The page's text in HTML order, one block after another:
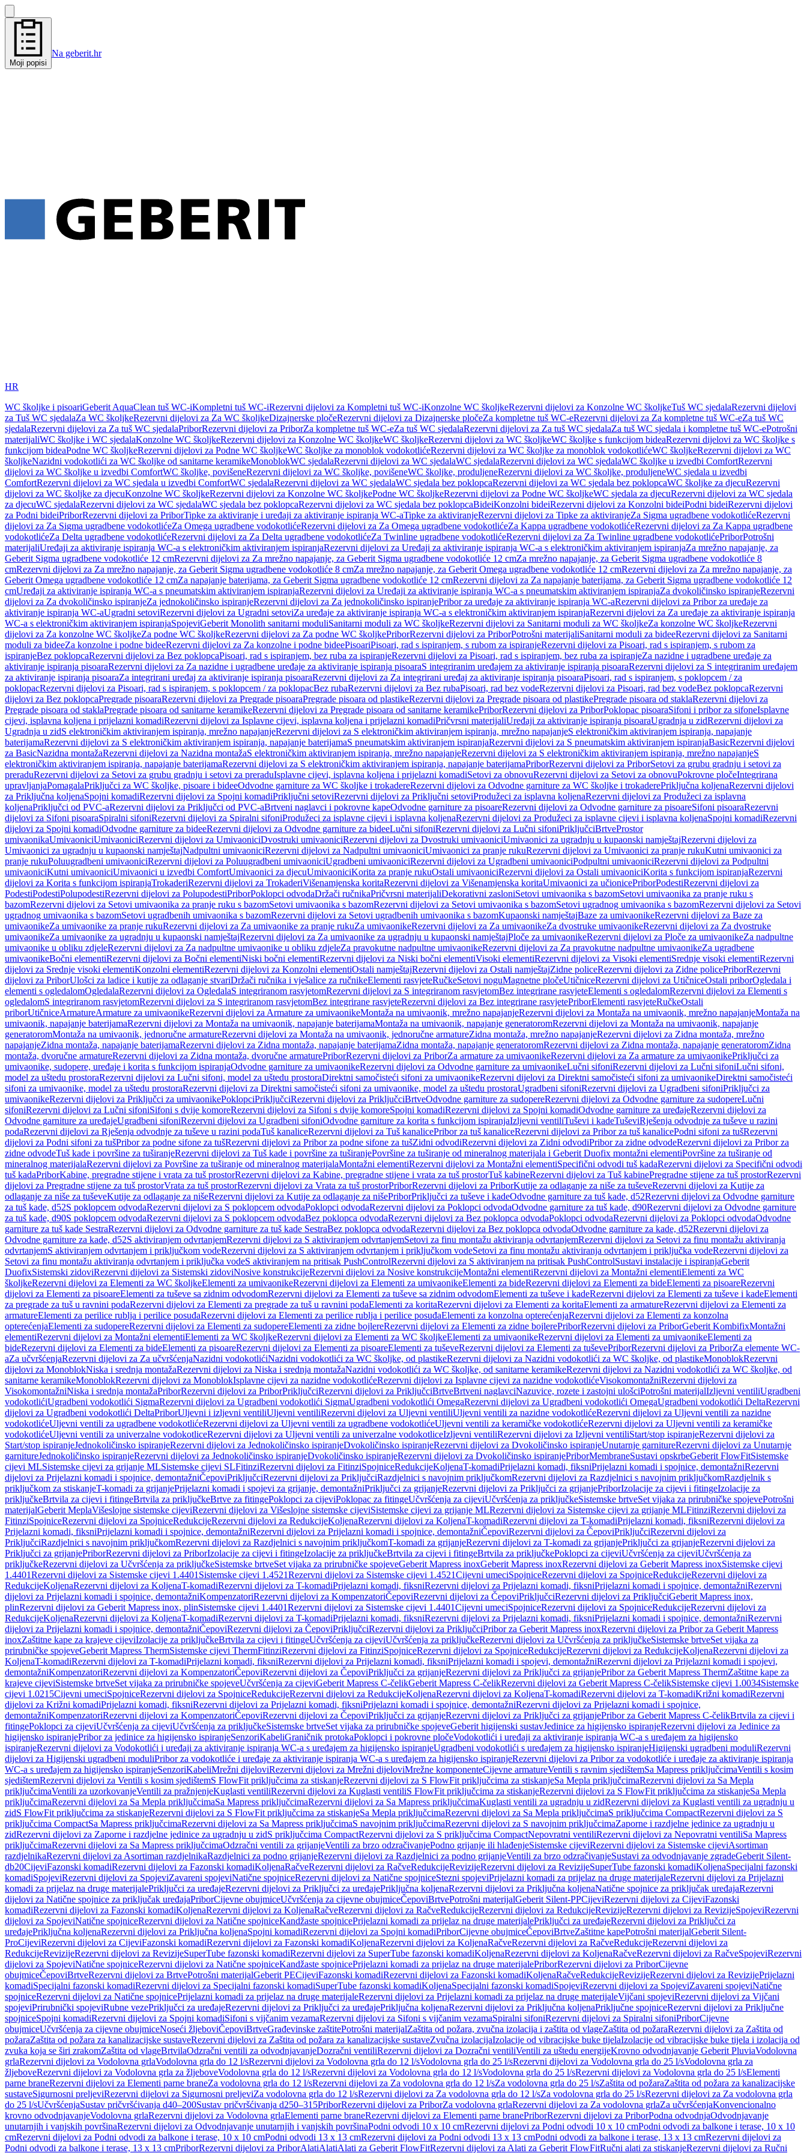
Moji popisi
Na geberit.hr
HR
WC školjke i pisoariGeberit AquaClean tuš WC-iKompletni tuš WC-iRezervni dijelovi za Kompletni tuš WC-iKonzolne WC školjkeRezervni dijelovi za Konzolne WC školjkeTuš WC sjedalaRezervni dijelovi
za Tuš WC sjedalaZa WC školjkeRezervni dijelovi za Za WC školjkeDizajnerske pločeRezervni dijelovi za Dizajnerske pločeZa kompletne tuš WC-eRezervni dijelovi za Za kompletne tuš WC-eZa tuš WC
sjedalaRezervni dijelovi za Za tuš WC sjedalaPriborRezervni dijelovi za PriborZa kompletne tuš WC-eZa tuš WC sjedalaRezervni dijelovi za Za tuš WC sjedalaZa tuš WC sjedala i kompletne tuš WC-ePotrošni
materijaliWC školjke i WC sjedalaKonzolne WC školjkeRezervni dijelovi za Konzolne WC školjkeWC školjkeRezervni dijelovi za WC školjkeWC školjke s funkcijom bideaRezervni dijelovi za WC školjke s
funkcijom bideaPodne WC školjkeRezervni dijelovi za Podne WC školjkeWC školjke za monoblok vodokotlićeRezervni dijelovi za WC školjke za monoblok vodokotlićeWC školjkeRezervni dijelovi za WC
školjkeNazidni vodokotlići za WC školjke od sanitarne keramikeMonoblokWC sjedalaRezervni dijelovi za WC sjedalaWC sjedalaRezervni dijelovi za WC sjedalaWC školjke u izvedbi ComfortRezervni
dijelovi za WC školjke u izvedbi ComfortWC školjke, povišeneRezervni dijelovi za WC školjke, povišeneWC školjke, produljeneRezervni dijelovi za WC školjke, produljeneWC sjedala u izvedbi
ComfortRezervni dijelovi za WC sjedala u izvedbi ComfortWC sjedalaRezervni dijelovi za WC sjedalaWC sjedala bez poklopcaRezervni dijelovi za WC sjedala bez poklopcaWC školjke za djecuRezervni
dijelovi za WC školjke za djecuKonzolne WC školjkeRezervni dijelovi za Konzolne WC školjkePodne WC školjkeRezervni dijelovi za Podne WC školjkeWC sjedala za djecuRezervni dijelovi za WC sjedala
za djecuWC sjedalaRezervni dijelovi za WC sjedalaWC sjedala bez poklopcaRezervni dijelovi za WC sjedala bez poklopcaBideiKonzolni bideiRezervni dijelovi za Konzolni bideiPodni bideiRezervni dijelovi
za Podni bideiPriborRezervni dijelovi za PriborTipke za aktiviranje i uređaji za aktiviranje ispiranja WC-aTipke za aktiviranjeRezervni dijelovi za Tipke za aktiviranjeZa Sigma ugradbene vodokotlićeRezervni
dijelovi za Za Sigma ugradbene vodokotlićeZa Omega ugradbene vodokotlićeRezervni dijelovi za Za Omega ugradbene vodokotlićeZa Kappa ugradbene vodokotlićeRezervni dijelovi za Za Kappa ugradbene
vodokotlićeZa Delta ugradbene vodokotlićeRezervni dijelovi za Za Delta ugradbene vodokotlićeZa Twinline ugradbene vodokotlićeRezervni dijelovi za Za Twinline ugradbene vodokotlićePriborPotrošni
materijaliUređaji za aktiviranje ispiranja WC-a s elektroničkim aktiviranjem ispiranjaRezervni dijelovi za Uređaji za aktiviranje ispiranja WC-a s elektroničkim aktiviranjem ispiranjaZa mrežno napajanje, za
Geberit Sigma ugradbene vodokotliće 12 cmRezervni dijelovi za Za mrežno napajanje, za Geberit Sigma ugradbene vodokotliće 12 cmZa mrežno napajanje, za Geberit Sigma ugradbene vodokotliće 8
cmRezervni dijelovi za Za mrežno napajanje, za Geberit Sigma ugradbene vodokotliće 8 cmZa mrežno napajanje, za Geberit Omega ugradbene vodokotliće 12 cmRezervni dijelovi za Za mrežno napajanje, za
Geberit Omega ugradbene vodokotliće 12 cmZa napajanje baterijama, za Geberit Sigma ugradbene vodokotliće 12 cmRezervni dijelovi za Za napajanje baterijama, za Geberit Sigma ugradbene vodokotliće 12
cmUređaji za aktiviranje ispiranja WC-a s pneumatskim aktiviranjem ispiranjaRezervni dijelovi za Uređaji za aktiviranje ispiranja WC-a s pneumatskim aktiviranjem ispiranjaZa dvokoličinsko ispiranjeRezervni
dijelovi za Za dvokoličinsko ispiranjeZa jednokoličinsko ispiranjeRezervni dijelovi za Za jednokoličinsko ispiranjePribor za uređaje za aktiviranje ispiranja WC-aRezervni dijelovi za Pribor za uređaje za
aktiviranje ispiranja WC-aUgradni setoviRezervni dijelovi za Ugradni setoviZa uređaje za aktiviranje ispiranja WC-a s elektroničkim aktiviranjem ispiranjaRezervni dijelovi za Za uređaje za aktiviranje ispiranja
WC-a s elektroničkim aktiviranjem ispiranjaSpojeviGeberit Monolith sanitarni moduliSanitarni moduli za WC školjkeRezervni dijelovi za Sanitarni moduli za WC školjkeZa konzolne WC školjkeRezervni
dijelovi za Za konzolne WC školjkeZa podne WC školjkeRezervni dijelovi za Za podne WC školjkePriborRezervni dijelovi za PriborPotrošni materijaliSanitarni moduli za bideeRezervni dijelovi za Sanitarni
moduli za bideeZa konzolne i podne bideeRezervni dijelovi za Za konzolne i podne bideePisoariPisoari, rad s ispiranjem, s rubom za ispiranjeRezervni dijelovi za Pisoari, rad s ispiranjem, s rubom za
ispiranjeBez poklopcaRezervni dijelovi za Bez poklopcaPisoari, rad s ispiranjem, bez ruba za ispiranjeRezervni dijelovi za Pisoari, rad s ispiranjem, bez ruba za ispiranjeZa nazidne i ugradbene uređaje za
aktiviranje ispiranja pisoaraRezervni dijelovi za Za nazidne i ugradbene uređaje za aktiviranje ispiranja pisoaraS integriranim uređajem za aktiviranje ispiranja pisoaraRezervni dijelovi za S integriranim uređajem
za aktiviranje ispiranja pisoaraZa integrirani uređaj za aktiviranje ispiranja pisoaraRezervni dijelovi za Za integrirani uređaj za aktiviranje ispiranja pisoaraPisoari, rad s ispiranjem, s poklopcem / za
poklopacRezervni dijelovi za Pisoari, rad s ispiranjem, s poklopcem / za poklopacBez rubaRezervni dijelovi za Bez rubaPisoari, rad bez vodeRezervni dijelovi za Pisoari, rad bez vodeBez poklopcaRezervni
dijelovi za Bez poklopcaPregrade pisoaraRezervni dijelovi za Pregrade pisoaraPregrade pisoara od plastikeRezervni dijelovi za Pregrade pisoara od plastikePregrade pisoara od staklaRezervni dijelovi za
Pregrade pisoara od staklaPregrade pisoara od sanitarne keramikeRezervni dijelovi za Pregrade pisoara od sanitarne keramikePriborRezervni dijelovi za PriborPoklopac pisoaraSifoni i pribor za sifoneIsplavne
cijevi, isplavna koljena i prijelazni komadiRezervni dijelovi za Isplavne cijevi, isplavna koljena i prijelazni komadiPričvrsni materijaliUređaji za aktiviranje ispiranja pisoaraUgradnja u zidRezervni dijelovi za
Ugradnja u zidS elektroničkim aktiviranjem ispiranja, mrežno napajanjeRezervni dijelovi za S elektroničkim aktiviranjem ispiranja, mrežno napajanjeS elektroničkim aktiviranjem ispiranja, napajanje
baterijamaRezervni dijelovi za S elektroničkim aktiviranjem ispiranja, napajanje baterijamaS pneumatskim aktiviranjem ispiranjaRezervni dijelovi za S pneumatskim aktiviranjem ispiranjaBasicRezervni dijelovi
za BasicNazidna montažaRezervni dijelovi za Nazidna montažaS elektroničkim aktiviranjem ispiranja, mrežno napajanjeRezervni dijelovi za S elektroničkim aktiviranjem ispiranja, mrežno napajanjeS
elektroničkim aktiviranjem ispiranja, napajanje baterijamaRezervni dijelovi za S elektroničkim aktiviranjem ispiranja, napajanje baterijamaPriborRezervni dijelovi za PriborSetovi za grubu gradnju i setovi za
preraduRezervni dijelovi za Setovi za grubu gradnju i setovi za preraduIsplavne cijevi, isplavna koljena i prijelazni komadiSetovi za obnovuRezervni dijelovi za Setovi za obnovuPokrovne pločeIntegrirana
upravljanjaPomagalaPriključci za WC školjke, pisoare i bideeOdvodne garniture za WC školjke i trokadereRezervni dijelovi za Odvodne garniture za WC školjke i trokaderePriključna koljenaRezervni dijelovi
za Priključna koljenaSpojni komadiRezervni dijelovi za Spojni komadiPriključni setoviRezervni dijelovi za Priključni setoviProdužeci za isplavna koljenaRezervni dijelovi za Produžeci za isplavna
koljenaPriključci od PVC-aRezervni dijelovi za Priključci od PVC-aBrtveni naglavci i pokrovne kapeOdvodne garniture za pisoareRezervni dijelovi za Odvodne garniture za pisoareSifoni pisoaraRezervni
dijelovi za Sifoni pisoaraSpiralni sifoniRezervni dijelovi za Spiralni sifoniProdužeci za isplavne cijevi i isplavna koljenaRezervni dijelovi za Produžeci za isplavne cijevi i isplavna koljenaSpojni komadiRezervni
dijelovi za Spojni komadiOdvodne garniture za bideeRezervni dijelovi za Odvodne garniture za bideeLučni sifoniRezervni dijelovi za Lučni sifoniPriključciBrtveProstor
umivaonikaUmivaoniciUmivaoniciRezervni dijelovi za UmivaoniciDvostruki umivaoniciRezervni dijelovi za Dvostruki umivaoniciUmivaonici za ugradnju u kupaonski namještajRezervni dijelovi za
Umivaonici za ugradnju u kupaonski namještajNadpultni umivaoniciRezervni dijelovi za Nadpultni umivaoniciUmivaonici za pranje rukuRezervni dijelovi za Umivaonici za pranje rukuKutni umivaonici za
pranje rukuPoluugradbeni umivaoniciRezervni dijelovi za Poluugradbeni umivaoniciUgradbeni umivaoniciRezervni dijelovi za Ugradbeni umivaoniciPodpultni umivaoniciRezervni dijelovi za Podpultni
umivaoniciKutni umivaoniciUmivaonici u izvedbi ComfortUmivaonici za djecuUmivaoniciKorita za pranje rukuOstali umivaoniciRezervni dijelovi za Ostali umivaoniciKorita s funkcijom ispiranjaRezervni
dijelovi za Korita s funkcijom ispiranjaTrokaderiRezervni dijelovi za TrokaderiVišenamjenska koritaRezervni dijelovi za Višenamjenska koritaUmivaonici za učionicePriborPodestiRezervni dijelovi za
PodestiPodestiPolupodestiRezervni dijelovi za PolupodestiPriborPoklopci odvodaDržači ručnikaPričvrsni materijaliDekorativni zasloniSetovi umivaonika s bazomSetovi umivaonika za pranje ruku s
bazomRezervni dijelovi za Setovi umivaonika za pranje ruku s bazomSetovi umivaonika s bazomRezervni dijelovi za Setovi umivaonika s bazomSetovi ugradnog umivaonika s bazomRezervni dijelovi za Setovi
ugradnog umivaonika s bazomSetovi ugradbenih umivaonika s bazomRezervni dijelovi za Setovi ugradbenih umivaonika s bazomKupaonski namještajBaze za umivaonikeRezervni dijelovi za Baze za
umivaonikeZa umivaonike za pranje rukuRezervni dijelovi za Za umivaonike za pranje rukuZa umivaonikeRezervni dijelovi za Za umivaonikeZa dvostruke umivaonikeRezervni dijelovi za Za dvostruke
umivaonikeZa umivaonike za ugradnju u kupaonski namještajRezervni dijelovi za Za umivaonike za ugradnju u kupaonski namještajPloče za umivaonikeRezervni dijelovi za Ploče za umivaonikeZa nadpultne
umivaonike u obliku zdjeleRezervni dijelovi za Za nadpultne umivaonike u obliku zdjeleZa pravokutne nadpultne umivaonikeRezervni dijelovi za Za pravokutne nadpultne umivaonikeZa ugradbene
umivaonikeBočni elementiRezervni dijelovi za Bočni elementiNiski bočni elementiRezervni dijelovi za Niski bočni elementiVisoki elementiRezervni dijelovi za Visoki elementiSrednje visoki elementiRezervni
dijelovi za Srednje visoki elementiKonzolni elementiRezervni dijelovi za Konzolni elementiOstali namještajRezervni dijelovi za Ostali namještajZidne policeRezervni dijelovi za Zidne policePriborRezervni
dijelovi za PriborUlošci za ladice i kutije za odlaganje stvariDržači ručnika i vješalice za ručnikeElementi rasvjeteRučkeSetovi noguMagnetne pločeUtičniceRezervni dijelovi za UtičniceOstali priborOgledala i
elementi s ogledalomOgledalaRezervni dijelovi za OgledalaS integriranom rasvjetomRezervni dijelovi za S integriranom rasvjetomBez integrirane rasvjeteElementi s ogledalomRezervni dijelovi za Elementi s
ogledalomS integriranom rasvjetomRezervni dijelovi za S integriranom rasvjetomBez integrirane rasvjeteRezervni dijelovi za Bez integrirane rasvjetePriborElementi rasvjeteRučkeOstali
priborUtičniceArmatureArmature za umivaonikeRezervni dijelovi za Armature za umivaonikeMontaža na umivaonik, mrežno napajanjeRezervni dijelovi za Montaža na umivaonik, mrežno napajanjeMontaža na
umivaonik, napajanje baterijamaRezervni dijelovi za Montaža na umivaonik, napajanje baterijamaMontaža na umivaonik, napajanje generatoromRezervni dijelovi za Montaža na umivaonik, napajanje
generatoromMontaža na umivaonik, jednoručne armatureRezervni dijelovi za Montaža na umivaonik, jednoručne armatureZidna montaža, mrežno napajanjeRezervni dijelovi za Zidna montaža, mrežno
napajanjeZidna montaža, napajanje baterijamaRezervni dijelovi za Zidna montaža, napajanje baterijamaZidna montaža, napajanje generatoromRezervni dijelovi za Zidna montaža, napajanje generatoromZidna
montaža, dvoručne armatureRezervni dijelovi za Zidna montaža, dvoručne armaturePriborRezervni dijelovi za PriborZa armature za umivaonikeRezervni dijelovi za Za armature za umivaonikePriključci za
umivaonike, sudopere, uređaje i korita s funkcijom ispiranjaOdvodne garniture za umivaonikeRezervni dijelovi za Odvodne garniture za umivaonikeLučni sifoniRezervni dijelovi za Lučni sifoniLučni sifoni,
model za uštedu prostoraRezervni dijelovi za Lučni sifoni, model za uštedu prostoraDirektni samočisteći sifoni za umivaonikeRezervni dijelovi za Direktni samočisteći sifoni za umivaonikeDirektni samočisteći
sifoni za umivaonike, model za uštedu prostoraRezervni dijelovi za Direktni samočisteći sifoni za umivaonike, model za uštedu prostoraUgradbeni sifoniRezervni dijelovi za Ugradbeni sifoniPriključci za
umivaonikeRezervni dijelovi za Priključci za umivaonikePoklopciPriključciRezervni dijelovi za PriključciBrtveOdvodne garniture za sudopereRezervni dijelovi za Odvodne garniture za sudopereLučni
sifoniRezervni dijelovi za Lučni sifoniSifoni s dvije komoreRezervni dijelovi za Sifoni s dvije komoreSpojni komadiRezervni dijelovi za Spojni komadiOdvodne garniture za uređajeRezervni dijelovi za
Odvodne garniture za uređajeUgradbeni sifoniRezervni dijelovi za Ugradbeni sifoniOdvodne garniture za korita s funkcijom ispiranjaIzljevni ventiliTuševi i kadeTuševiRješenja odvodnje za tuševe u razini
podaRezervni dijelovi za Rješenja odvodnje za tuševe u razini podaTuš kanaliceRezervni dijelovi za Tuš kanalicePribor za tuš kanaliceRezervni dijelovi za Pribor za tuš kanalicePodni sifoni za tušRezervni
dijelovi za Podni sifoni za tušPribor za podne sifone za tušRezervni dijelovi za Pribor za podne sifone za tušZidni odvodiRezervni dijelovi za Zidni odvodiPribor za zidne odvodeRezervni dijelovi za Pribor za
zidne odvodeTuš kade i površine za tuširanjeRezervni dijelovi za Tuš kade i površine za tuširanjePovršine za tuširanje od mineralnog materijala i Geberit Duofix montažni elementiPovršine za tuširanje od
mineralnog materijalaRezervni dijelovi za Površine za tuširanje od mineralnog materijalaMontažni elementiRezervni dijelovi za Montažni elementiSpecifični odvodi tuš kadaRezervni dijelovi za Specifični odvodi
tuš kadaPriborKabine, pregradne stijene i vrata za tuš prostorRezervni dijelovi za Kabine, pregradne stijene i vrata za tuš prostorTuš kabineRezervni dijelovi za Tuš kabinePregradne stijene za tuš prostorRezervni
dijelovi za Pregradne stijene za tuš prostorVrata za tuš prostorRezervni dijelovi za Vrata za tuš prostorPriborRezervni dijelovi za PriborKutije za odlaganje za niše za tuševeRezervni dijelovi za Kutije za
odlaganje za niše za tuševeKutije za odlaganje za nišeRezervni dijelovi za Kutije za odlaganje za nišePriborPriključci za tuševe i kadeOdvodne garniture za tuš kade, d52Rezervni dijelovi za Odvodne garniture
za tuš kade, d52S poklopcem odvodaRezervni dijelovi za S poklopcem odvodaPoklopci odvodaRezervni dijelovi za Poklopci odvodaOdvodne garniture za tuš kade, d90Rezervni dijelovi za Odvodne garniture
za tuš kade, d90S poklopcem odvodaRezervni dijelovi za S poklopcem odvodaBez poklopca odvodaRezervni dijelovi za Bez poklopca odvodaPoklopci odvodaRezervni dijelovi za Poklopci odvodaOdvodne
garniture za tuš kade SestraRezervni dijelovi za Odvodne garniture za tuš kade SestraBez poklopca odvodaRezervni dijelovi za Bez poklopca odvodaOdvodne garniture za kade, d52Rezervni dijelovi za
Odvodne garniture za kade, d52S aktiviranjem odvrtanjemRezervni dijelovi za S aktiviranjem odvrtanjemSetovi za finu montažu aktiviranja odvrtanjemRezervni dijelovi za Setovi za finu montažu aktiviranja
odvrtanjemS aktiviranjem odvrtanjem i priključkom vodeRezervni dijelovi za S aktiviranjem odvrtanjem i priključkom vodeSetovi za finu montažu aktiviranja odvrtanjem i priključka vodeRezervni dijelovi za
Setovi za finu montažu aktiviranja odvrtanjem i priključka vodeS aktiviranjem na pritisak PushControlRezervni dijelovi za S aktiviranjem na pritisak PushControlSustavi instalacije i ispiranjaGeberit
DuofixSistemski zidoviRezervni dijelovi za Sistemski zidoviNosive konstrukcijeRezervni dijelovi za Nosive konstrukcijeMontažni elementiRezervni dijelovi za Montažni elementiElementi za WC
školjkeRezervni dijelovi za Elementi za WC školjkeElementi za umivaonikeRezervni dijelovi za Elementi za umivaonikeElementi za bideRezervni dijelovi za Elementi za bideElementi za pisoareRezervni
dijelovi za Elementi za pisoareElementi za tuševe sa zidnim odvodomRezervni dijelovi za Elementi za tuševe sa zidnim odvodomElementi za tuševe i kadeRezervni dijelovi za Elementi za tuševe i kadeElementi
za pregrade za tuš u ravnini podaRezervni dijelovi za Elementi za pregrade za tuš u ravnini podaElementi za koritaRezervni dijelovi za Elementi za koritaElementi za armatureRezervni dijelovi za Elementi za
armatureElementi za perilice rublja i perilice posuđaRezervni dijelovi za Elementi za perilice rublja i perilice posuđaElementi za konzolna opterećenjaRezervni dijelovi za Elementi za konzolna
opterećenjaElementi za sudopereRezervni dijelovi za Elementi za sudopereElementi za zidne bojlereRezervni dijelovi za Elementi za zidne bojlerePriborRezervni dijelovi za PriborGeberit KombifixMontažni
elementiRezervni dijelovi za Montažni elementiElementi za WC školjkeRezervni dijelovi za Elementi za WC školjkeElementi za umivaonikeRezervni dijelovi za Elementi za umivaonikeElementi za
bideRezervni dijelovi za Elementi za bideElementi za pisoareRezervni dijelovi za Elementi za pisoareElementi za tuševeRezervni dijelovi za Elementi za tuševePriborRezervni dijelovi za PriborZa elemente WC-
aZa učvršćenjaRezervni dijelovi za Za učvršćenjaNazidni vodokotlićiNazidni vodokotlići za WC školjke, od plastikeRezervni dijelovi za Nazidni vodokotlići za WC školjke, od plastikeMonoblokRezervni
dijelovi za MonoblokNiska i srednja montažaRezervni dijelovi za Niska i srednja montažaNazidni vodokotlići za WC školjke, od sanitarne keramikeRezervni dijelovi za Nazidni vodokotlići za WC školjke, od
sanitarne keramikeMonoblokRezervni dijelovi za MonoblokIsplavne cijevi za nazidne vodokotlićeRezervni dijelovi za Isplavne cijevi za nazidne vodokotlićeVisokomontažniRezervni dijelovi za
VisokomontažniNiska i srednja montažaPriborRezervni dijelovi za PriborPriključciRezervni dijelovi za PriključciBrtveBrtveni naglavciNazuvice, rozete i zastojni ulošciPotrošni materijalIzljevni ventiliUgradbeni
vodokotlićiUgradbeni vodokotlići SigmaRezervni dijelovi za Ugradbeni vodokotlići SigmaUgradbeni vodokotlići OmegaRezervni dijelovi za Ugradbeni vodokotlići OmegaUgradbeni vodokotlići DeltaRezervni
dijelovi za Ugradbeni vodokotlići DeltaPriborUljevni i izljevni ventiliUljevni ventiliRezervni dijelovi za Uljevni ventiliUljevni ventili za nazidne vodokotlićeRezervni dijelovi za Uljevni ventili za nazidne
vodokotlićeUljevni ventili za ugradbene vodokotlićeRezervni dijelovi za Uljevni ventili za ugradbene vodokotlićeUljevni ventili za keramičke vodokotlićeRezervni dijelovi za Uljevni ventili za keramičke
vodokotlićeUljevni ventili za univerzalne vodokotliceRezervni dijelovi za Uljevni ventili za univerzalne vodokotliceIzljevni ventiliRezervni dijelovi za Izljevni ventiliStart/stop ispiranjeRezervni dijelovi za
Start/stop ispiranjeJednokoličinsko ispiranjeRezervni dijelovi za Jednokoličinsko ispiranjeDvokoličinsko ispiranjeRezervni dijelovi za Dvokoličinsko ispiranjeUnutarnje garnitureRezervni dijelovi za Unutarnje
garnitureJednokoličinsko ispiranjeRezervni dijelovi za Jednokoličinsko ispiranjeDvokoličinsko ispiranjeRezervni dijelovi za Dvokoličinsko ispiranjePriborMembraneSustavi opskrbeGeberit FlowFitSistemske
cijevi MLSistemske cijevi za grijanje MLSistemske cijevi SLFitinziRezervni dijelovi za FitinziSpojniceRedukcijeKoljenaT-komadiPrijelazni komadi, fiksniPrijelazni komadi i spojnice, demontažniRezervni
dijelovi za Prijelazni komadi i spojnice, demontažniČepoviPriključciRezervni dijelovi za PriključciRazdjelnici s navojnim priključkomRezervni dijelovi za Razdjelnici s navojnim priključkomRazdjelnik s
priključkom za stiskanjeT-komadi za grijanjePrijelazni komadi i spojevi za grijanje, demontažniPriključci za grijanjeRezervni dijelovi za Priključci za grijanjePriborIzolacije za cijevi i fitingeIzolacije za
priključkeBrtvila za cijevi i fitingeBrtvila za priključkeBrtve za fitingePoklopci za cijeviPoklopac za fitingeUčvršćenja za cijeviUčvršćenja za priključkeSistemske brtveSet vijaka za prirubničke spojevePotrošni
materijalGeberit MeplaVišeslojne sistemske cijeviRezervni dijelovi za Višeslojne sistemske cijeviSistemske cijevi za grijanje MLRezervni dijelovi za Sistemske cijevi za grijanje MLFitinziRezervni dijelovi za
FitinziSpojniceRezervni dijelovi za SpojniceRedukcijeRezervni dijelovi za RedukcijeKoljenaRezervni dijelovi za KoljenaT-komadiRezervni dijelovi za T-komadiPrijelazni komadi, fiksniRezervni dijelovi za
Prijelazni komadi, fiksniPrijelazni komadi i spojnice, demontažniRezervni dijelovi za Prijelazni komadi i spojnice, demontažniČepoviRezervni dijelovi za ČepoviPriključciRezervni dijelovi za
PriključciRazdjelnici s navojnim priključkomRezervni dijelovi za Razdjelnici s navojnim priključkomT-komadi za grijanjeRezervni dijelovi za T-komadi za grijanjePriključci za grijanjeRezervni dijelovi za
Priključci za grijanjePriborRezervni dijelovi za PriborIzolacije za cijevi i fitingeIzolacije za priključkeBrtvila za cijevi i fitingeBrtvila za priključkePoklopci za cijeviUčvršćenja za cijeviUčvršćenja za
priključkeRezervni dijelovi za Učvršćenja za priključkeSistemske brtveSet vijaka za prirubničke spojeveGeberit Mapress inoxGeberit Mapress inoxRezervni dijelovi za Geberit Mapress inoxSistemske cijevi
1.4401Rezervni dijelovi za Sistemske cijevi 1.4401 Sistemske cijevi 1.4521Rezervni dijelovi za Sistemske cijevi 1.4521Cijevni umeciSpojniceRezervni dijelovi za SpojniceRedukcijeRezervni dijelovi za
RedukcijeKoljenaRezervni dijelovi za KoljenaT-komadiRezervni dijelovi za T-komadiPrijelazni komadi, fiksniRezervni dijelovi za Prijelazni komadi, fiksniPrijelazni komadi i spojnice, demontažniRezervni
dijelovi za Prijelazni komadi i spojnice, demontažniKompenzatoriRezervni dijelovi za KompenzatoriČepoviRezervni dijelovi za ČepoviPriključciRezervni dijelovi za PriključciGeberit Mapress inox,
plinRezervni dijelovi za Geberit Mapress inox, plinSistemske cijevi 1.4401Rezervni dijelovi za Sistemske cijevi 1.4401Cijevni umeciSpojniceRezervni dijelovi za SpojniceRedukcijeRezervni dijelovi za
RedukcijeKoljenaRezervni dijelovi za KoljenaT-komadiRezervni dijelovi za T-komadiPrijelazni komadi, fiksniRezervni dijelovi za Prijelazni komadi, fiksniPrijelazni komadi i spojnice, demontažniRezervni
dijelovi za Prijelazni komadi i spojnice, demontažniČepoviRezervni dijelovi za ČepoviPriključciRezervni dijelovi za PriključciPribor za Geberit Mapress inoxRezervni dijelovi za Pribor za Geberit Mapress
inoxZaštitne kape za krajeve cijeviIzolacije za priključkeBrtvila za cijevi i fitingeUčvršćenja za cijeviUčvršćenja za priključkeRezervni dijelovi za Učvršćenja za priključkeSistemske brtveSet vijaka za
prirubničke spojeveGeberit Mapress ThermSistemske cijevi ThermFitinziRezervni dijelovi za FitinziSpojniceRezervni dijelovi za SpojniceRedukcijeRezervni dijelovi za RedukcijeKoljenaRezervni dijelovi za
KoljenaT-komadiRezervni dijelovi za T-komadiPrijelazni komadi, fiksniRezervni dijelovi za Prijelazni komadi, fiksniPrijelazni komadi i spojevi, demontažniRezervni dijelovi za Prijelazni komadi i spojevi,
demontažniKompenzatoriRezervni dijelovi za KompenzatoriČepoviRezervni dijelovi za ČepoviPriključci za grijanjeRezervni dijelovi za Priključci za grijanjePribor za Geberit Mapress ThermZaštitne kape za
krajeve cijeviSistemske brtveSet vijaka za prirubničke spojeveUčvršćenja za cijeviGeberit Mapress C-čelikGeberit Mapress C-čelikRezervni dijelovi za Geberit Mapress C-čelikSistemske cijevi 1.0034Sistemske
cijevi 1.0215Cijevni umeciSpojniceRezervni dijelovi za SpojniceRedukcijeRezervni dijelovi za RedukcijeKoljenaRezervni dijelovi za KoljenaT-komadiRezervni dijelovi za T-komadiKrižni komadiRezervni
dijelovi za Križni komadiPrijelazni komadi, fiksniRezervni dijelovi za Prijelazni komadi, fiksniPrijelazni komadi i spojnice, demontažniRezervni dijelovi za Prijelazni komadi i spojnice,
demontažniKompenzatoriRezervni dijelovi za KompenzatoriČepoviRezervni dijelovi za ČepoviPriključci za grijanjeRezervni dijelovi za Priključci za grijanjePribor za Geberit Mapress C-čelikBrtvila za cijevi i
fitingePoklopci za cijeviUčvršćenja za cijeviUčvršćenja za priključkeSistemske brtveSet vijaka za prirubničke spojeveGeberit higijenski sustavJedinice za higijensko ispiranjeRezervni dijelovi za Jedinice za
higijensko ispiranjePribor za jedinice za higijensko ispiranjeSenzoriKabeliGraničnik protokaPoklopci i pokrovne pločeVodokotlići i uređaji za aktiviranje ispiranja WC-a s uređajem za higijensko
ispiranjeRezervni dijelovi za Vodokotlići i uređaji za aktiviranje ispiranja WC-a s uređajem za higijensko ispiranjeUgradbeni vodokotlići s uređajem za higijensko ispiranjeHigijenski ugradbeni moduliRezervni
dijelovi za Higijenski ugradbeni moduliPribor za vodokotliće i uređaje za aktiviranje ispiranja WC-a s uređajem za higijensko ispiranjeRezervni dijelovi za Pribor za vodokotliće i uređaje za aktiviranje ispiranja
WC-a s uređajem za higijensko ispiranjeSenzoriKabeliMrežni dijeloviRezervni dijelovi za Mrežni dijeloviMrežne komponenteCijevne armatureVentili s ravnim sjedištemSa Mapress priključcimaVentili s kosim
sjedištemRezervni dijelovi za Ventili s kosim sjedištemS FlowFit priključcima za stiskanjeRezervni dijelovi za S FlowFit priključcima za stiskanjeSa Mepla priključcimaRezervni dijelovi za Sa Mepla
priključcimaVentili za uzorkovanjeVentili za pražnjenjeKuglasti ventiliRezervni dijelovi za Kuglasti ventiliS FlowFit priključcima za stiskanjeRezervni dijelovi za S FlowFit priključcima za stiskanjeSa Mepla
priključcimaRezervni dijelovi za Sa Mepla priključcimaSa Mapress priključcimaRezervni dijelovi za Sa Mapress priključcimaKuglasti ventili za ugradnju u zidRezervni dijelovi za Kuglasti ventili za ugradnju u
zidS FlowFit priključcima za stiskanjeRezervni dijelovi za S FlowFit priključcima za stiskanjeSa Mepla priključcimaRezervni dijelovi za Sa Mepla priključcimaS priključcima CompactRezervni dijelovi za S
priključcima CompactSa Mapress priključcimaRezervni dijelovi za Sa Mapress priključcimaS navojnim priključcimaRezervni dijelovi za S navojnim priključcimaZaporne i razdjelne jedinice za ugradnju u
zidRezervni dijelovi za Zaporne i razdjelne jedinice za ugradnju u zidS priključcima CompactRezervni dijelovi za S priključcima CompactNepovratni ventiliRezervni dijelovi za Nepovratni ventiliSa Mapress
priključcimaRezervni dijelovi za Sa Mapress priključcimaOdzračni ventili za grijanjeVentili za brzo odzračivanjePodno grijanje ili hlađenjeSistemske cijeviRezervni dijelovi za Sistemske cijeviAsortiman
razdjelnikaRezervni dijelovi za Asortiman razdjelnikaRazdjelnici za podno grijanjeRezervni dijelovi za Razdjelnici za podno grijanjeVentili za brzo odzračivanjeSustavi za odvodnjavanje zgradeGeberit Silent-
db20CijeviFazonski komadiRezervni dijelovi za Fazonski komadiKoljenaRačveRezervni dijelovi za RačveRedukcijeRevizijeRezervni dijelovi za RevizijeSuperTube fazonski komadiKoljenaSpecijalni fazonski
komadiSpojeviRezervni dijelovi za SpojeviZavareni spojeviNatične spojniceRezervni dijelovi za Natične spojniceStezni spojeviPrijelazni komadi za prijelaz na druge materijaleRezervni dijelovi za Prijelazni
komadi za prijelaz na druge materijalePriključci za uređajeRezervni dijelovi za Priključci za uređajePriključna koljenaRezervni dijelovi za Priključna koljenaNatične spojnice za priključak uređajaRezervni
dijelovi za Natične spojnice za priključak uređajaPriborCijevne obujmiceUčvršćenja za cijevne obujmiceČepoviBrtvePotrošni materijalGeberit Silent-PPCijeviRezervni dijelovi za CijeviFazonski
komadiRezervni dijelovi za Fazonski komadiKoljenaRezervni dijelovi za KoljenaRačveRezervni dijelovi za RačveRedukcijeRezervni dijelovi za RedukcijeRevizijeRezervni dijelovi za RevizijeSpojeviRezervni
dijelovi za SpojeviNatične spojniceRezervni dijelovi za Natične spojniceKandžaste spojnicePrijelazni komadi za prijelaz na druge materijalePriključci za uređajeRezervni dijelovi za Priključci za
uređajePriključna koljenaRezervni dijelovi za Priključna koljenaSpojni komadiRezervni dijelovi za Spojni komadiPriborCijevne obujmiceČepoviBrtveZaštitne kapePotrošni materijalGeberit Silent-
ProCijeviRezervni dijelovi za CijeviFazonski komadiRezervni dijelovi za Fazonski komadiKoljenaRezervni dijelovi za KoljenaRačveRezervni dijelovi za RačveRedukcijeRezervni dijelovi za
RedukcijeRevizijeRezervni dijelovi za RevizijeSuperTube fazonski komadiRezervni dijelovi za SuperTube fazonski komadiKoljenaRezervni dijelovi za KoljenaRačveRezervni dijelovi za RačveSpojeviRezervni
dijelovi za SpojeviNatične spojniceRezervni dijelovi za Natične spojniceKandžaste spojnicePrijelazni komadi za prijelaz na druge materijalePriborRezervni dijelovi za PriborCijevne
obujmiceČepoviBrtveRezervni dijelovi za BrtvePotrošni materijalGeberit PECijeviFazonski komadiRezervni dijelovi za Fazonski komadiKoljenaRačveRedukcijeRevizijeRezervni dijelovi za RevizijePrijelazni
komadiSpecijalni fazonski komadiRezervni dijelovi za Specijalni fazonski komadiSuperTube fazonski komadiKoljenaSpecijalni fazonski komadiSpojeviRezervni dijelovi za SpojeviZavareni spojeviNatične
spojniceRezervni dijelovi za Natične spojnicePrijelazni komadi za prijelaz na druge materijaleRezervni dijelovi za Prijelazni komadi za prijelaz na druge materijaleVijčani spojeviRezervni dijelovi za Vijčani
spojeviPrirubnički spojeviRubne vezePriključci za uređajeRezervni dijelovi za Priključci za uređajePriključna koljenaRezervni dijelovi za Priključna koljenaPriključne spojniceRezervni dijelovi za Priključne
spojniceSpojni komadiRezervni dijelovi za Spojni komadiSifoni s vijčanim vezamaRezervni dijelovi za Sifoni s vijčanim vezamaSpiralni sifoniRezervni dijelovi za Spiralni sifoniPriborCijevne
obujmiceUčvršćenja za cijevne obujmiceNoseći žljeboviČepoviBrtveGrađevinske zaštitePotrošni materijalZaštita od požara, zvučna izolacija i zaštita od vlageZaštita od požaraRezervni dijelovi za Zaštita od
požaraZaštita od požara za kanalizacijske sustaveRezervni dijelovi za Zaštita od požara za kanalizacijske sustaveZvučna izolacijaIzolacije od vibracijske buke tijelaIzolacije od vibracijske buke tijela i izolacija od
zvuka koja se širi zrakomZaštita od vlageBrtvilaOdzračni ventili za odvodnjavanjeDozračni ventiliRezervni dijelovi za Dozračni ventiliVentili za uštedu energijeKrovno odvodnjavanje Geberit PluviaVodolovna
grlaRezervni dijelovi za Vodolovna grlaVodolovna grla do 12 l/sRezervni dijelovi za Vodolovna grla do 12 l/sVodolovna grla do 25 l/sRezervni dijelovi za Vodolovna grla do 25 l/sVodolovna grla za
žljeboveRezervni dijelovi za Vodolovna grla za žljeboveVodolovna grla do 12 l/sRezervni dijelovi za Vodolovna grla do 12 l/sVodolovna grla do 25 l/sRezervni dijelovi za Vodolovna grla do 25 l/sElementi
parne braneRezervni dijelovi za Elementi parne braneZa vodolovna grla do 12 l/sRezervni dijelovi za Za vodolovna grla do 12 l/sZa vodolovna grla do 25 l/sZaštita od požaraZaštita od požara za kanalizacijske
sustaveSigurnosni preljeviRezervni dijelovi za Sigurnosni preljeviZa vodolovna grla do 12 l/sRezervni dijelovi za Za vodolovna grla do 12 l/sZa vodolovna grla do 25 l/sRezervni dijelovi za Za vodolovna grla
do 25 l/sUčvršćenjaSustav pričvršćivanja d40–200Sustav pričvršćivanja d250–315PriborRezervni dijelovi za PriborZa vodolovna grlaRezervni dijelovi za Za vodolovna grlaZa učvršćenjaKonvencionalno
krovno odvodnjavanjeVodolovna grlaRezervni dijelovi za Vodolovna grlaElementi parne braneRezervni dijelovi za Elementi parne branePriborRezervni dijelovi za PriborPodna odvodnjaOdvodnjavanje
unutarnjih i vanjskih površinaRezervni dijelovi za Odvodnjavanje unutarnjih i vanjskih površinaPodni odvodi 10 x 10 cmRezervni dijelovi za Podni odvodi 10 x 10 cmPodni odvodi za balkone i terase, 10 x 10
cmRezervni dijelovi za Podni odvodi za balkone i terase, 10 x 10 cmPodni odvodi 13 x 13 cmRezervni dijelovi za Podni odvodi 13 x 13 cmPodni odvodi za balkone i terase, 13 x 13 cmRezervni dijelovi za
Podni odvodi za balkone i terase, 13 x 13 cmPriborRezervni dijelovi za PriborAlatiAlatiAlati za Geberit FlowFitRezervni dijelovi za Alati za Geberit FlowFitRučni alati za stiskanjeRezervni dijelovi za Ručni